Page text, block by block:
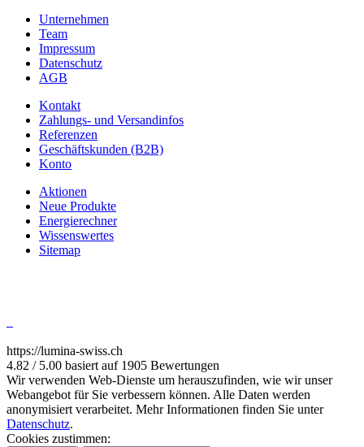
Unternehmen
Team
Impressum
Datenschutz
AGB
Kontakt
Zahlungs- und Versandinfos
Referenzen
Geschäftskunden (B2B)
Konto
Aktionen
Neue Produkte
Energierechner
Wissenswertes
Sitemap
https://lumina-swiss.ch
4.82 / 5.00 basiert auf 1905 Bewertungen
Wir verwenden Web-Dienste um herauszufinden, wie wir unser
Webangebot für Sie verbessern können. Alle Daten werden
anonymisiert verarbeitet. Mehr Informationen finden Sie unter
Datenschutz.
Cookies zustimmen: